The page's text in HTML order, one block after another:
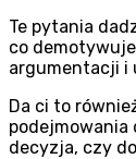
Te pytania
co
argumentacji i
Da ci to
podejmowania
decyzja, czy